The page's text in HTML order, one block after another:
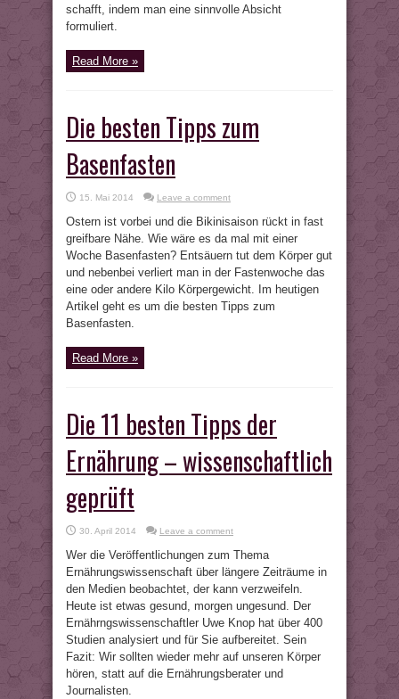
schafft, indem man eine sinnvolle Absicht
formuliert.
Read More »
Die besten Tipps zum
Basenfasten
15. Mai 2014 Leave a comment
Ostern ist vorbei und die Bikinisaison rückt in fast
greifbare Nähe. Wie wäre es da mal mit einer
Woche Basenfasten? Entsäuern tut dem Körper gut
und nebenbei verliert man in der Fastenwoche das
eine oder andere Kilo Körpergewicht. Im heutigen
Artikel geht es um die besten Tipps zum
Basenfasten.
Read More »
Die 11 besten Tipps der
Ernährung – wissenschaftlich
geprüft
30. April 2014 Leave a comment
Wer die Veröffentlichungen zum Thema
Ernährungswissenschaft über längere Zeiträume in
den Medien beobachtet, der kann verzweifeln.
Heute ist etwas gesund, morgen ungesund. Der
Ernährngswissenschaftler Uwe Knop hat über 400
Studien analysiert und für Sie aufbereitet. Sein
Fazit: Wir sollten wieder mehr auf unseren Körper
hören, statt auf die Ernährungsberater und
Journalisten.